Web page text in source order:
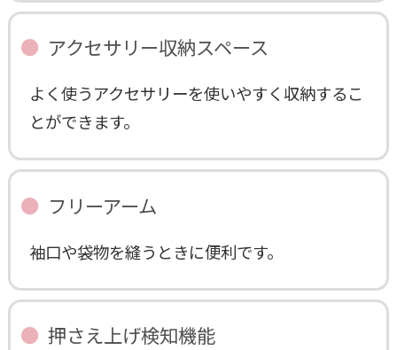
アクセサリー収納スペース
よく使うアクセサリーを使いやすく収納するこ
とができます。
フリーアーム
袖口や袋物を縫うときに便利です。
押さえ上げ検知機能